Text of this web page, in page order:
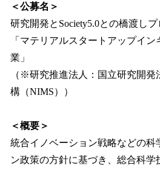
＜公募名＞
研究開発とSociety5.0との橋渡しプ
「マテリアルスタートアップイ
業」
（※研究推進法人：国立研究開発
構（NIMS））
＜概要＞
統合イノベーション戦略などの科
ン政策の方針に基づき、総合科学